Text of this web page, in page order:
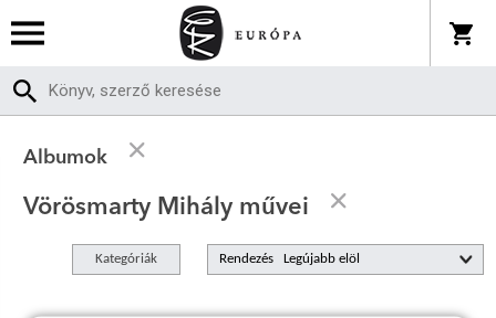
Albumok
Vörösmarty Mihály művei
Kategóriák Rendezés